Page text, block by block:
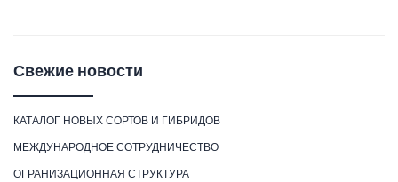
Свежие новости
КАТАЛОГ НОВЫХ СОРТОВ И ГИБРИДОВ
МЕЖДУНАРОДНОЕ СОТРУДНИЧЕСТВО
ОГРАНИЗАЦИОННАЯ СТРУКТУРА